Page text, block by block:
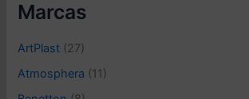
o
n
u
n
Marcas
ArtPlast (27)
Atmosphera (11)